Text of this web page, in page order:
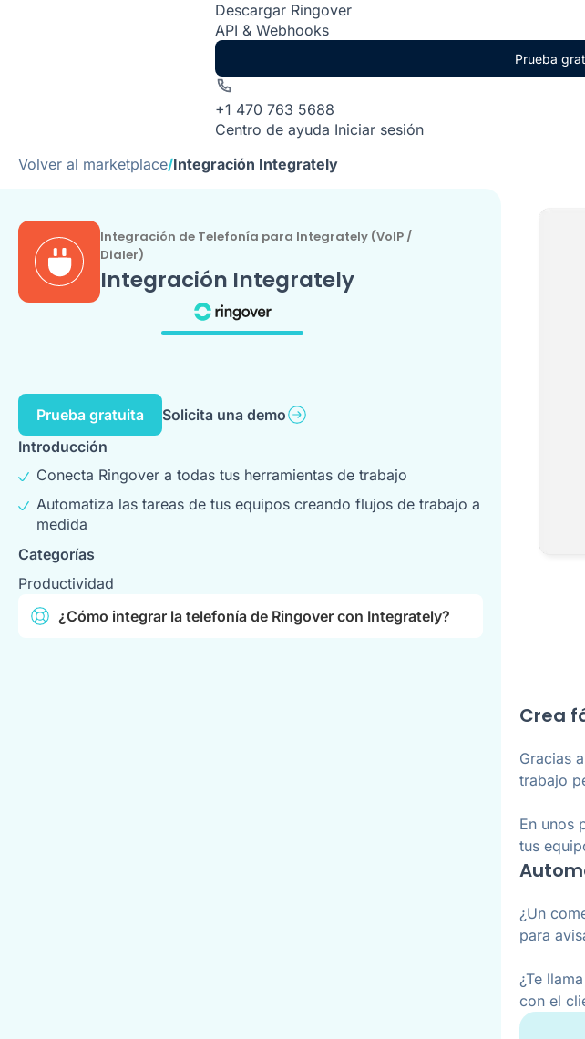
Descargar Ringover
API & Webhooks
Prueba
+1 470 763 5688
Centro de ayuda Iniciar sesión
Volver al marketplace/Integración Integrately
Integración de Telefonía para Integrately (VoIP /
Dialer)
Integración Integrately
Prueba gratuita
Solicita una demo
Introducción
Conecta Ringover a todas tus herramientas de trabajo
Automatiza las tareas de tus equipos creando flujos de trabajo a
medida
Categorías
Productividad
¿Cómo integrar la telefonía de Ringover con Integrately?
Crea
Gracias
trabajo
En unos
tus
¿Un
para
¿Te
con el